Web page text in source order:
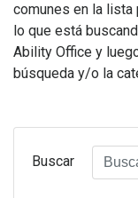
comunes en la lista
lo que está
Ability Office y
búsqueda y/o la
Buscar